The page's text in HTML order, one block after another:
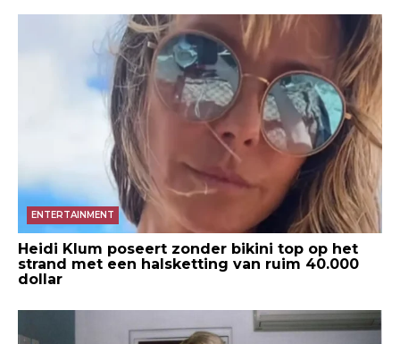
ENTERTAINMENT
Heidi Klum poseert zonder bikini top op het
strand met een halsketting van ruim 40.000
dollar